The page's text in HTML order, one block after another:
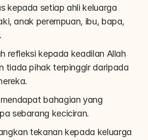
kepada setiap ahli keluarga
anak perempuan, ibu, bapa,
refleksi kepada keadilan Allah
tiada pihak terpinggir daripada
bahagian yang
sebarang keciciran.
tekanan kepada keluarga